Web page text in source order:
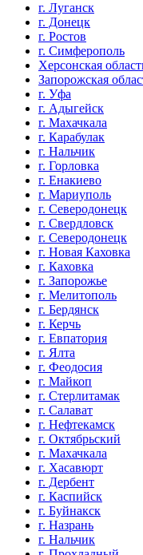
г. Луганск
г. Донецк
г. Ростов
г. Симферополь
Херсонская
Запорожская
г. Уфа
г. Адыгейск
г. Махачкала
г. Карабулак
г. Нальчик
г. Горловка
г. Енакиево
г. Мариуполь
г. Северодонецк
г. Свердловск
г. Северодонецк
г. Новая Каховка
г. Каховка
г. Запорожье
г. Мелитополь
г. Бердянск
г. Керчь
г. Евпатория
г. Ялта
г. Феодосия
г. Майкоп
г. Стерлитамак
г. Салават
г. Нефтекамск
г. Октябрьский
г. Махачкала
г. Хасавюрт
г. Дербент
г. Каспийск
г. Буйнакск
г. Назрань
г. Нальчик